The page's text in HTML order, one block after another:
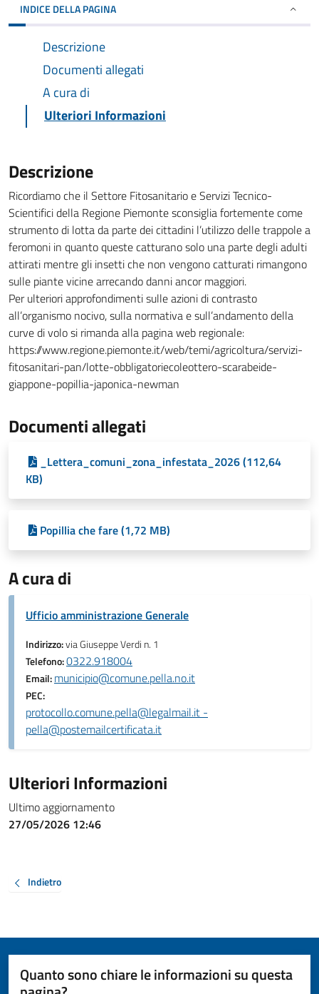
INDICE DELLA PAGINA
Descrizione
Documenti allegati
A cura di
Ulteriori Informazioni
Descrizione
Ricordiamo che il Settore Fitosanitario e Servizi Tecnico-
Scientifici della Regione Piemonte sconsiglia fortemente come
strumento di lotta da parte dei cittadini l’utilizzo delle trappole a
feromoni in quanto queste catturano solo una parte degli adulti
attirati mentre gli insetti che non vengono catturati rimangono
sulle piante vicine arrecando danni ancor maggiori.
Per ulteriori approfondimenti sulle azioni di contrasto
all’organismo nocivo, sulla normativa e sull’andamento della
curve di volo si rimanda alla pagina web regionale:
https://www.regione.piemonte.it/web/temi/agricoltura/servizi-
fitosanitari-pan/lotte-obbligatoriecoleottero-scarabeide-
giappone-popillia-japonica-newman
Documenti allegati
_Lettera_comuni_zona_infestata_2026 (112,64
KB)
Popillia che fare (1,72 MB)
A cura di
Ufficio amministrazione Generale
Indirizzo:via Giuseppe Verdi n. 1
Telefono:0322.918004
Email:municipio@comune.pella.no.it
PEC:
protocollo.comune.pella@legalmail.it -
pella@postemailcertificata.it
Ulteriori Informazioni
Ultimo aggiornamento
27/05/2026 12:46
Indietro
Quanto sono chiare le informazioni su questa